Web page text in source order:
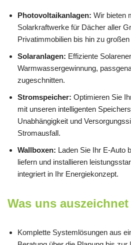
Photovoltaikanlagen: Wir bieten
Solarkraftwerke für Dächer aller
Privatimmobilien bis hin zu
Solaranlagen: Effiziente
Warmwassergewinnung,
zugeschnitten.
Stromspeicher: Optimieren Sie
mit unseren intelligenten
Unabhängigkeit und
Stromausfall.
Wallboxen: Laden Sie Ihr E-Auto
liefern und installieren
integriert in Ihr Energiekonzept.
Was uns auszeichnet
Komplette Systemlösungen aus